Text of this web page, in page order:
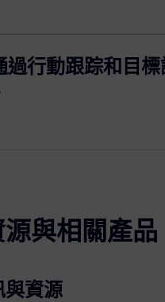
過行動跟踪和目
與相關產品
與資源